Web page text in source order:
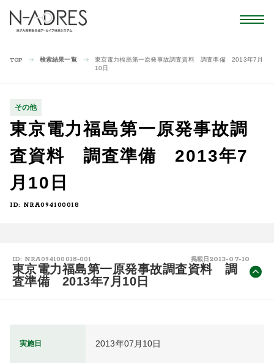
TOP 検索結果一覧
東京電力福島第一原発事故調査資料 調査準備 2013年7月
10日
その他
東京電力福島第一原発事故調
査資料 調査準備 2013年7
月10日
ID: NRA094100018
ID: NRA094100018-001 掲載日 2013-07-10
東京電力福島第一原発事故調査資料 調
査準備 2013年7月10日
実施日 2013年07月10日